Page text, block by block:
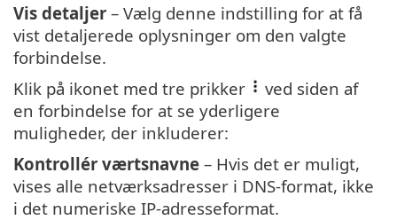
Vis detaljer – Vælg denne indstilling for at få
vist detaljerede oplysninger om den valgte
forbindelse.
Klik på ikonet med tre prikker
ved siden af
en forbindelse for at se yderligere
muligheder, der inkluderer:
Kontrollér værtsnavne – Hvis det er muligt,
vises alle netværksadresser i DNS-format, ikke
i det numeriske IP-adresseformat.